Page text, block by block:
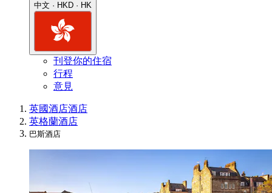
中文 · HKD · HK
刊登你的住宿
行程
意見
英國酒店酒店
英格蘭酒店
巴斯酒店